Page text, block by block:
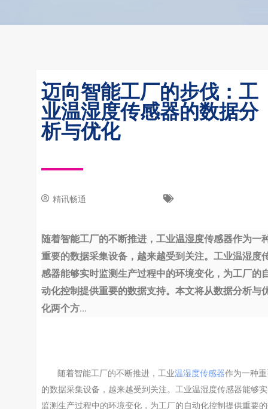
迈向智能工厂的步伐：工
业温湿度传感器的数据分
析与优化
精讯畅通
随着智能工厂的不断推进，工业温湿度传感器作为一
重要的数据采集设备，越来越受到关注。工业温湿度
感器能够实时监测生产过程中的环境变化，为工厂的
动化控制提供重要的数据支持。本文将从数据分析与
化两个方...
随着智能工厂的不断推进，工业温湿度传感器作为一种
的数据采集设备，越来越受到关注。工业温湿度传感器能够
监测生产过程中的环境变化，为工厂的自动化控制提供重要